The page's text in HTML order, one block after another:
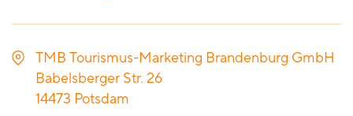
TMB Tourismus-Marketing Brandenburg GmbH
Babelsberger Str. 26
14473 Potsdam